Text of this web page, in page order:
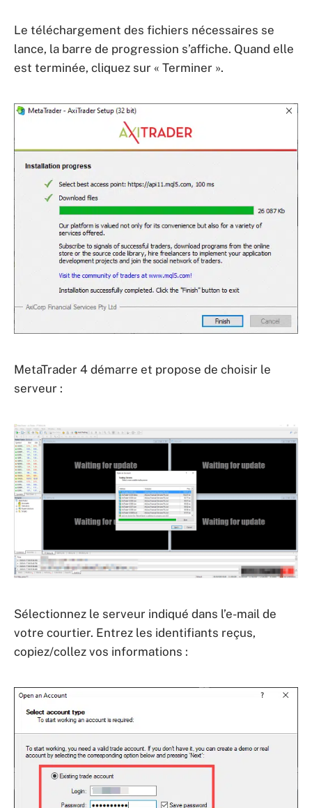
Le téléchargement des fichiers nécessaires se
lance, la barre de progression s’affiche. Quand elle
est terminée, cliquez sur « Terminer ».
MetaTrader 4 démarre et propose de choisir le
serveur :
Sélectionnez le serveur indiqué dans l’e-mail de
votre courtier. Entrez les identifiants reçus,
copiez/collez vos informations :